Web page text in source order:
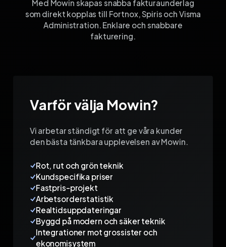
Med Mowin skapas snabba fakturaunderlag
som direkt kopplas till Fortnox, Spiris och Visma
Administration. Enklare och snabbare
fakturering.
Varför välja Mowin?
Vi arbetar ständigt för att ge våra kunder
den bästa tänkbara upplevelsen av Mowin.
Rot, rut och grön teknik
Kundspecifika priser
Fastpris-projekt
Arbetsorderstatistik
Realtidsuppdateringar
Byggd på modern och säker teknik
Integrationer mot grossister och
ekonomisystem